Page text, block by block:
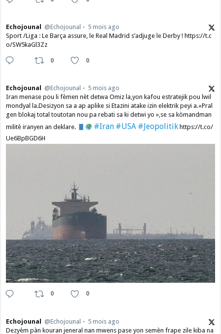
Echojounal @Echojounal
5 mois ago
Sport /Liga : Le Barça assure, le Real Madrid s’adjuge le Derby ! https://t.c
o/SW5kaGl3Zz
0 0
Echojounal @Echojounal
5 mois ago
Iran menase pou li fèmen nèt detwa Omiz la,yon kafou estratejik pou lwil
mondyal la.Desizyon sa a ap aplike si Etazini atake izin elektrik peyi a.​«Pral
gen blokaj total toutotan nou pa rebati sa ki detwi yo »,se sa kòmandman
militè iranyen an deklare.
#Iran #USA #Jeopolitikhttps://t.co/
Ue6BpBGD6H
0 0
Echojounal @Echojounal
5 mois ago
Dezyèm pàn kouran jeneral nan mwens pase yon semèn frape zile kiba na